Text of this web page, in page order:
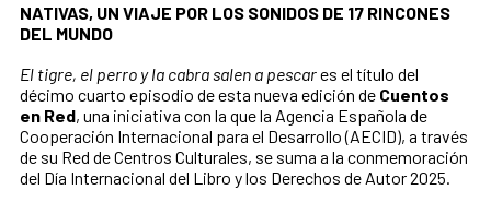
NATIVAS, UN VIAJE POR LOS SONIDOS DE 17 RINCONES
DEL MUNDO
El tigre, el perro y la cabra salen a pescares el título del
décimo cuarto episodio de esta nueva edición de Cuentos
en Red, una iniciativa con la que la Agencia Española de
Cooperación Internacional para el Desarrollo (AECID), a través
de su Red de Centros Culturales, se suma a la conmemoración
del Día Internacional del Libro y los Derechos de Autor 2025.